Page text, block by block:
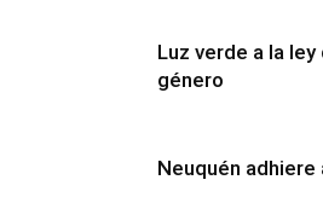
Luz verde a la
género
Neuquén adhiere